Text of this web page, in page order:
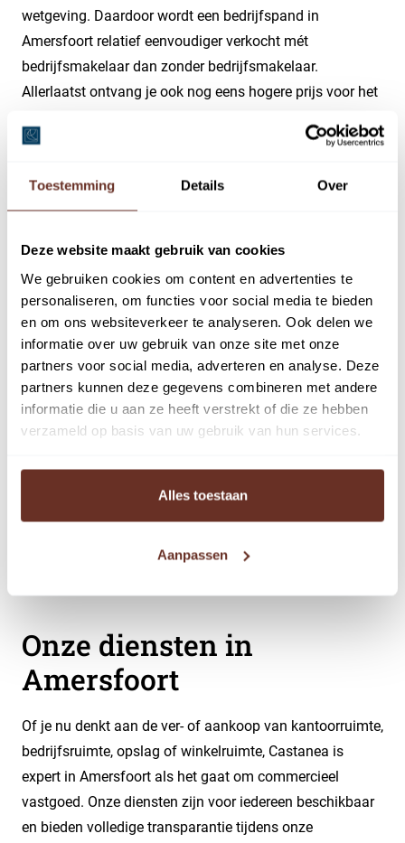
Toestemming Details Over
Deze website maakt gebruik van cookies
We gebruiken cookies om content en advertenties te
personaliseren, om functies voor social media te bieden
en om ons websiteverkeer te analyseren. Ook delen we
informatie over uw gebruik van onze site met onze
partners voor social media, adverteren en analyse. Deze
partners kunnen deze gegevens combineren met andere
informatie die u aan ze heeft verstrekt of die ze hebben
verzameld op basis van uw gebruik van hun services.
Alles toestaan
Aanpassen
wetgeving. Daardoor wordt een bedrijfspand in
Amersfoort relatief eenvoudiger verkocht mét
bedrijfsmakelaar dan zonder bedrijfsmakelaar.
Allerlaatst ontvang je ook nog eens hogere prijs voor het
bedrijfsmakelaar op de ervaring, kennis van de markt en
bedrijfsmakelaar?
Betrouwbaar, ervaren en gedreven: dat zijn één van de
kenmerken van Castanea. Betrouwbaar omdat wij veel
waarde hechten aan een eerlijke en transparante
samenwerking. Wij komen onze afspraken na en zijn
open in onze communicatie. Ervaren omdat je bij
Castanea gebruik kunt maken van onze jarenlange
opdrachtgever een zo goed en breed mogelijke keuze
Onze diensten in
Amersfoort
Of je nu denkt aan de ver- of aankoop van kantoorruimte,
bedrijfsruimte, opslag of winkelruimte, Castanea is
expert in Amersfoort als het gaat om commercieel
vastgoed. Onze diensten zijn voor iedereen beschikbaar
en bieden volledige transparantie tijdens onze